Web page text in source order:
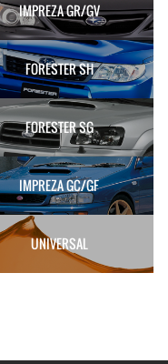
IMPREZA GR/GV
FORESTER SH
FORESTER SG
IMPREZA GC/GF
UNIVERSAL